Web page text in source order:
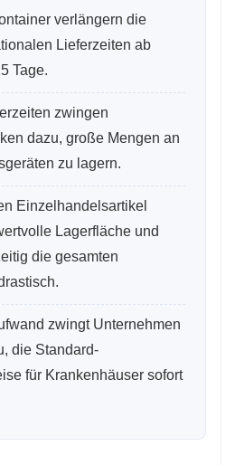
verlängern die
Lieferzeiten ab
Tage.
zwingen
dazu, große Mengen an
zu lagern.
Einzelhandelsartikel
Lagerfläche und
die gesamten
zwingt Unternehmen
die Standard-
für Krankenhäuser sofort